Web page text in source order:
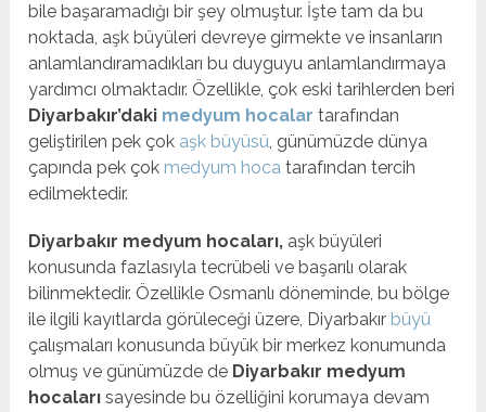
bile başaramadığı bir şey olmuştur. İşte tam da bu
noktada, aşk büyüleri devreye girmekte ve insanların
anlamlandıramadıkları bu duyguyu anlamlandırmaya
yardımcı olmaktadır. Özellikle, çok eski tarihlerden beri
Diyarbakır’daki medyum hocalar tarafından
geliştirilen pek çok aşk büyüsü, günümüzde dünya
çapında pek çok medyum hoca tarafından tercih
edilmektedir.
Diyarbakır medyum hocaları, aşk büyüleri
konusunda fazlasıyla tecrübeli ve başarılı olarak
bilinmektedir. Özellikle Osmanlı döneminde, bu bölge
ile ilgili kayıtlarda görüleceği üzere, Diyarbakır büyü
çalışmaları konusunda büyük bir merkez konumunda
olmuş ve günümüzde de Diyarbakır medyum
hocalarısayesinde bu özelliğini korumaya devam